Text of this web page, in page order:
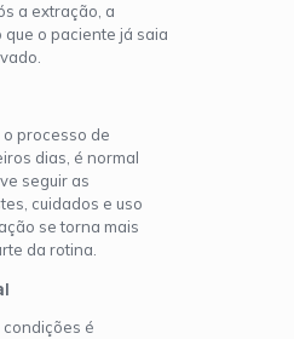
a extração, a
o paciente já saia
processo de
dias, é normal
seguir as
cuidados e uso
se torna mais
da rotina.
condições é